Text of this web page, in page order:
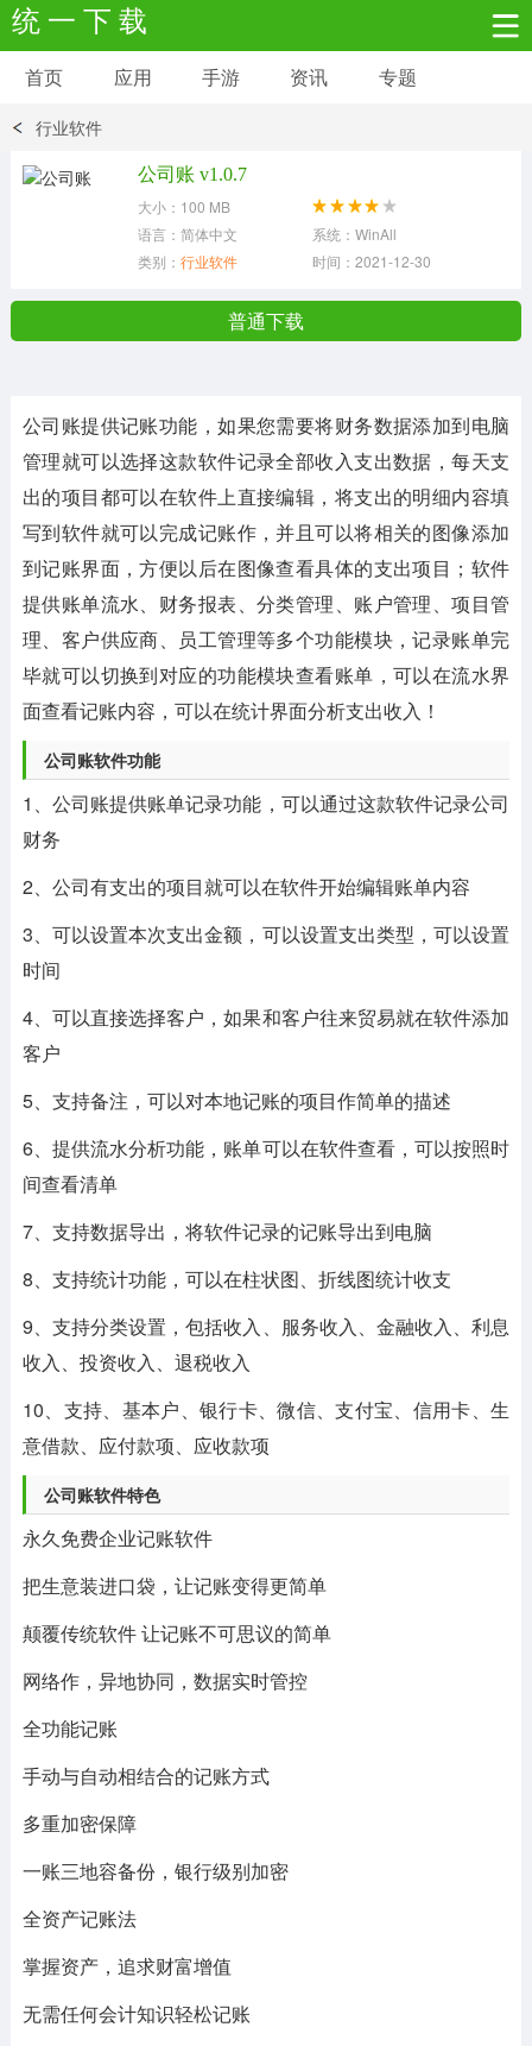
统 一 下 载
安卓应用 安卓游戏
系统工具 其它应用
首页 应用 手游 资讯 专题
行业软件
公司账 v1.0.7
大小：100 MB
语言：简体中文
系统：WinAll
类别： 行业软件 时间：2021-12-30
普通下载
公司账提供记账功能，如果您需要将财务数据添加到电脑
管理就可以选择这款软件记录全部收入支出数据，每天支
出的项目都可以在软件上直接编辑，将支出的明细内容填
写到软件就可以完成记账作，并且可以将相关的图像添加
到记账界面，方便以后在图像查看具体的支出项目；软件
提供账单流水、财务报表、分类管理、账户管理、项目管
理、客户供应商、员工管理等多个功能模块，记录账单完
毕就可以切换到对应的功能模块查看账单，可以在流水界
面查看记账内容，可以在统计界面分析支出收入！
公司账软件功能
1、公司账提供账单记录功能，可以通过这款软件记录公司
财务
2、公司有支出的项目就可以在软件开始编辑账单内容
3、可以设置本次支出金额，可以设置支出类型，可以设置
时间
4、可以直接选择客户，如果和客户往来贸易就在软件添加
客户
5、支持备注，可以对本地记账的项目作简单的描述
6、提供流水分析功能，账单可以在软件查看，可以按照时
间查看清单
7、支持数据导出，将软件记录的记账导出到电脑
8、支持统计功能，可以在柱状图、折线图统计收支
9、支持分类设置，包括收入、服务收入、金融收入、利息
收入、投资收入、退税收入
10、支持、基本户、银行卡、微信、支付宝、信用卡、生
意借款、应付款项、应收款项
公司账软件特色
永久免费企业记账软件
把生意装进口袋，让记账变得更简单
颠覆传统软件 让记账不可思议的简单
网络作，异地协同，数据实时管控
全功能记账
手动与自动相结合的记账方式
多重加密保障
一账三地容备份，银行级别加密
全资产记账法
掌握资产，追求财富增值
无需任何会计知识轻松记账